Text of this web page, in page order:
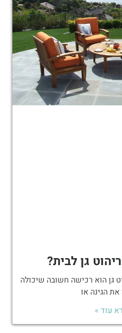
גן לבית?
גן הוא רכישה חשובה שיכולה
הגינה או
עוד »